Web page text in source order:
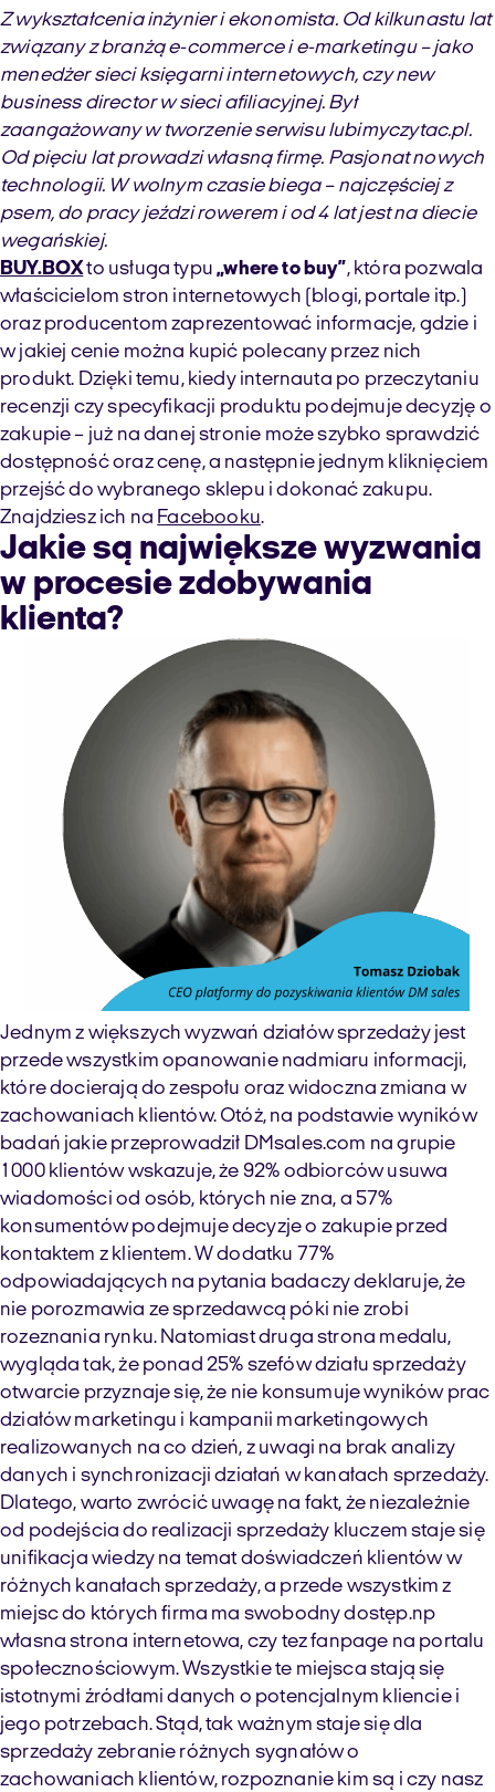
Z wykształcenia inżynier i ekonomista. Od kilkunastu lat
związany z branżą e-commerce i e-marketingu – jako
menedżer sieci księgarni internetowych, czy new
business director w sieci afiliacyjnej. Był
zaangażowany w tworzenie serwisu lubimyczytac.pl.
Od pięciu lat prowadzi własną firmę. Pasjonat nowych
technologii. W wolnym czasie biega – najczęściej z
psem, do pracy jeździ rowerem i od 4 lat jest na diecie
wegańskiej.
BUY.BOXto usługa typu„where to buy”, która pozwala
właścicielom stron internetowych (blogi, portale itp.)
oraz producentom zaprezentować informacje, gdzie i
w jakiej cenie można kupić polecany przez nich
produkt. Dzięki temu, kiedy internauta po przeczytaniu
recenzji czy specyfikacji produktu podejmuje decyzję o
zakupie – już na danej stronie może szybko sprawdzić
dostępność oraz cenę, a następnie jednym kliknięciem
przejść do wybranego sklepu i dokonać zakupu.
Znajdziesz ich na Facebooku.
Jakie są największe wyzwania
w procesie zdobywania
klienta?
Jednym z większych wyzwań działów sprzedaży jest
przede wszystkim opanowanie nadmiaru informacji,
które docierają do zespołu oraz widoczna zmiana w
zachowaniach klientów. Otóż, na podstawie wyników
badań jakie przeprowadził DMsales.com na grupie
1000 klientów wskazuje, że 92% odbiorców usuwa
wiadomości od osób, których nie zna, a 57%
konsumentów podejmuje decyzje o zakupie przed
kontaktem z klientem. W dodatku 77%
odpowiadających na pytania badaczy deklaruje, że
nie porozmawia ze sprzedawcą póki nie zrobi
rozeznania rynku. Natomiast druga strona medalu,
wygląda tak, że ponad 25% szefów działu sprzedaży
otwarcie przyznaje się, że nie konsumuje wyników prac
działów marketingu i kampanii marketingowych
realizowanych na co dzień, z uwagi na brak analizy
danych i synchronizacji działań w kanałach sprzedaży.
Dlatego, warto zwrócić uwagę na fakt, że niezależnie
od podejścia do realizacji sprzedaży kluczem staje się
unifikacja wiedzy na temat doświadczeń klientów w
różnych kanałach sprzedaży, a przede wszystkim z
miejsc do których firma ma swobodny dostęp.np
własna strona internetowa, czy tez fanpage na portalu
społecznościowym. Wszystkie te miejsca stają się
istotnymi źródłami danych o potencjalnym kliencie i
jego potrzebach. Stąd, tak ważnym staje się dla
sprzedaży zebranie różnych sygnałów o
zachowaniach klientów, rozpoznanie kim są i czy nasz